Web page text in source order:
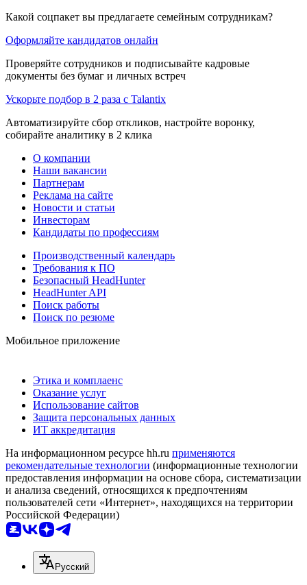
Какой соцпакет вы предлагаете семейным сотрудникам?
Оформляйте кандидатов онлайн
Проверяйте сотрудников и подписывайте кадровые
документы без бумаг и личных встреч
Ускорьте подбор в 2 раза с Talantix
Автоматизируйте сбор откликов, настройте воронку,
собирайте аналитику в 2 клика
О компании
Наши вакансии
Партнерам
Реклама на сайте
Новости и статьи
Инвесторам
Кандидаты по профессиям
Производственный календарь
Требования к ПО
Безопасный HeadHunter
HeadHunter API
Поиск работы
Поиск по резюме
Мобильное приложение
Этика и комплаенс
Оказание услуг
Использование сайтов
Защита персональных данных
ИТ аккредитация
На информационном ресурсе hh.ru применяются
рекомендательные технологии (информационные технологии
предоставления информации на основе сбора, систематизации
и анализа сведений, относящихся к предпочтениям
пользователей сети «Интернет», находящихся на территории
Российской Федерации)
Русский